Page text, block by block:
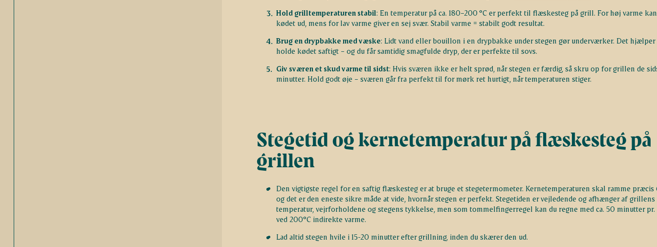
Hold grilltemperaturen stabil: En temperatur på ca. 180–200 °C er perfekt til flæskesteg på grill. For høj varme
kødet ud, mens for lav varme giver en sej svær. Stabil varme = stabilt godt resultat.
Brug en drypbakke med væske: Lidt vand eller bouillon i en drypbakke under stegen gør underværker. Det hjælper
holde kødet saftigt – og du får samtidig smagfulde dryp, der er perfekte til sovs.
Giv sværen et skud varme til sidst: Hvis sværen ikke er helt sprød, når stegen er færdig, så skru op for grillen de
minutter. Hold godt øje – sværen går fra perfekt til for mørk ret hurtigt, når temperaturen stiger.
Stegetid og kernetemperatur på flæskesteg på
grillen
Den vigtigste regel for en saftig flæskesteg er at bruge et stegetermometer. Kernetemperaturen skal ramme præcis
og det er den eneste sikre måde at vide, hvornår stegen er perfekt. Stegetiden er vejledende og afhænger af grillens
temperatur, vejrforholdene og stegens tykkelse, men som tommelfingerregel kan du regne med ca. 50 minutter
ved 200°C indirekte varme.
Lad altid stegen hvile i 15-20 minutter efter grillning, inden du skærer den ud.